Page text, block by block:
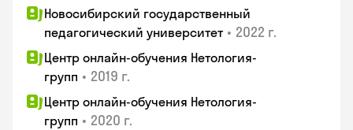
Новосибирский государственный
педагогический университет • 2022 г.
Центр онлайн-обучения Нетология-
групп • 2019 г.
Центр онлайн-обучения Нетология-
групп • 2020 г.